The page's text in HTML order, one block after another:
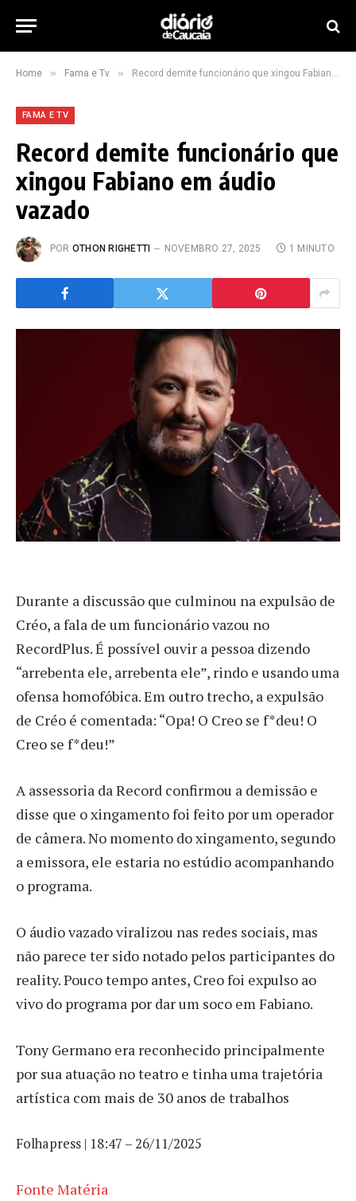
Home » Fama e Tv » Record demite funcionário que xingou Fabiano em áudio vazado
FAMA E TV
Record demite funcionário que
xingou Fabiano em áudio
vazado
POR OTHON RIGHETTI NOVEMBRO 27, 2025 1 MINUTO
Durante a discussão que culminou na expulsão de
Créo, a fala de um funcionário vazou no
RecordPlus. É possível ouvir a pessoa dizendo
“arrebenta ele, arrebenta ele”, rindo e usando uma
ofensa homofóbica. Em outro trecho, a expulsão
de Créo é comentada: “Opa! O Creo se f*deu! O
Creo se f*deu!”
A assessoria da Record confirmou a demissão e
disse que o xingamento foi feito por um operador
de câmera. No momento do xingamento, segundo
a emissora, ele estaria no estúdio acompanhando
o programa.
O áudio vazado viralizou nas redes sociais, mas
não parece ter sido notado pelos participantes do
reality. Pouco tempo antes, Creo foi expulso ao
vivo do programa por dar um soco em Fabiano.
Tony Germano era reconhecido principalmente
por sua atuação no teatro e tinha uma trajetória
artística com mais de 30 anos de trabalhos
Folhapress | 18:47 – 26/11/2025
Fonte Matéria